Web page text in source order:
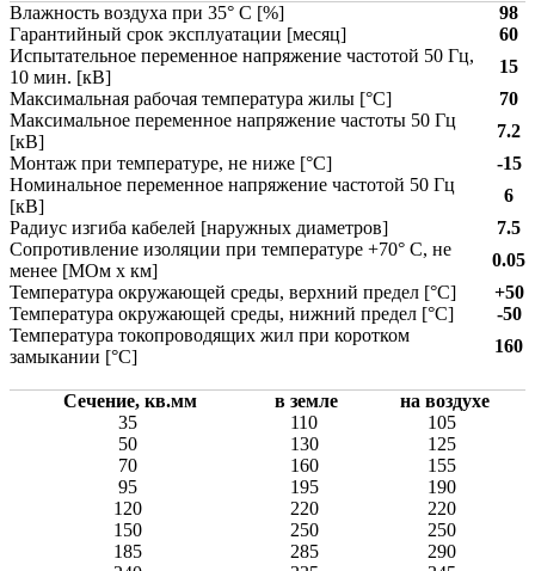
Влажность воздуха при 35° C [%]
98
Гарантийный срок эксплуатации [месяц]
60
Испытательное переменное напряжение частотой 50 Гц,
10 мин. [кВ]
15
Максимальная рабочая температура жилы [°С]
70
Максимальное переменное напряжение частоты 50 Гц
[кВ]
7.2
Монтаж при температуре, не ниже [°C]
-15
Номинальное переменное напряжение частотой 50 Гц
[кВ]
6
Радиус изгиба кабелей [наружных диаметров]
7.5
Сопротивление изоляции при температуре +70° С, не
менее [МОм х км]
0.05
Температура окружающей среды, верхний предел [°C]
+50
Температура окружающей среды, нижний предел [°C]
-50
Температура токопроводящих жил при коротком
замыкании [°С]
160
Сечение, кв.мм в земле
на воздухе
35
110
105
50
130
125
70
160
155
95
195
190
120
220
220
150
250
250
185
285
290